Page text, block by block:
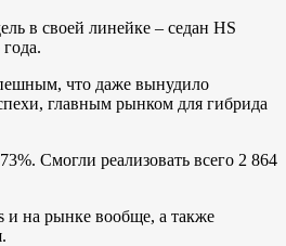
в своей линейке – седан HS
что даже вынудило
главным рынком для гибрида
Смогли реализовать всего 2 864
и на рынке вообще, а также